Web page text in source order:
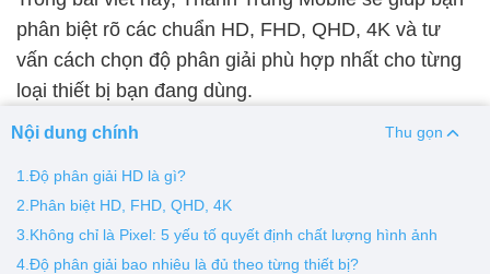
Pin iPhone Pin Samsumg Pin Oppo Pin Xiaomi
Pin Realme
Thay vỏ
phân biệt rõ các chuẩn HD, FHD, QHD, 4K và tư
vấn cách chọn độ phân giải phù hợp nhất cho từng
loại thiết bị bạn đang dùng.
Nội dung chính Thu gọn
1.Độ phân giải HD là gì?
2.Phân biệt HD, FHD, QHD, 4K
3.Không chỉ là Pixel: 5 yếu tố quyết định chất lượng hình ảnh
4.Độ phân giải bao nhiêu là đủ theo từng thiết bị?